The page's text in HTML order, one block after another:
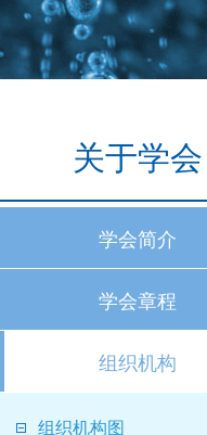
关于学会
学会简介
学会章程
组织机构
组织机构图